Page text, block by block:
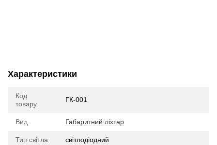
Характеристики
Код
товару
ГК-001
Вид Габаритний ліхтар
Тип світла cвітлодіодний